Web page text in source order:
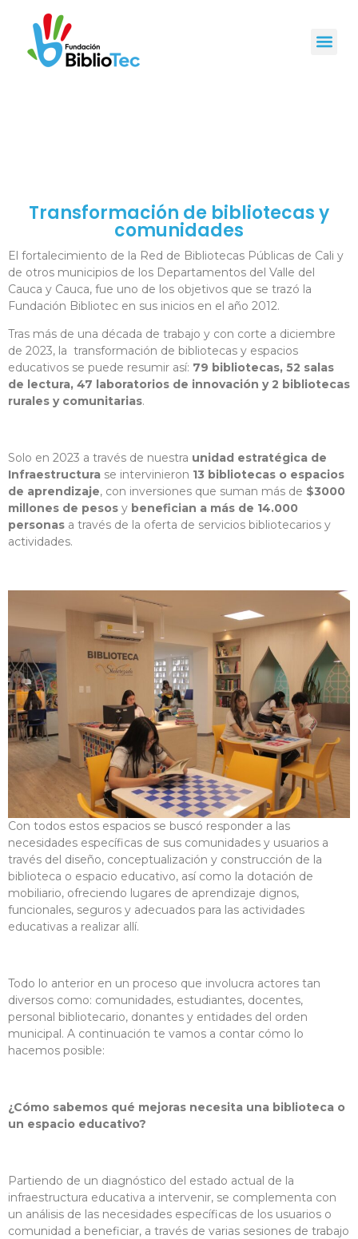
Transformación de bibliotecas y
comunidades
El fortalecimiento de la Red de Bibliotecas Públicas de Cali y
de otros municipios de los Departamentos del Valle del
Cauca y Cauca, fue uno de los objetivos que se trazó la
Fundación Bibliotec en sus inicios en el año 2012.
Tras más de una década de trabajo y con corte a diciembre
de 2023, la transformación de bibliotecas y espacios
educativos se puede resumir así: 79 bibliotecas, 52 salas
de lectura, 47 laboratorios de innovación y 2 bibliotecas
rurales y comunitarias.
Solo en 2023 a través de nuestra unidad estratégica de
Infraestructura se intervinieron 13 bibliotecas o espacios
de aprendizaje, con inversiones que suman más de $3000
millones de pesos y benefician a más de 14.000
personas a través de la oferta de servicios bibliotecarios y
actividades.
Con todos estos espacios se buscó responder a las
necesidades específicas de sus comunidades y usuarios a
través del diseño, conceptualización y construcción de la
biblioteca o espacio educativo, así como la dotación de
mobiliario, ofreciendo lugares de aprendizaje dignos,
funcionales, seguros y adecuados para las actividades
educativas a realizar allí.
Todo lo anterior en un proceso que involucra actores tan
diversos como: comunidades, estudiantes, docentes,
personal bibliotecario, donantes y entidades del orden
municipal. A continuación te vamos a contar cómo lo
hacemos posible:
¿Cómo sabemos qué mejoras necesita una biblioteca o
un espacio educativo?
Partiendo de un diagnóstico del estado actual de la
infraestructura educativa a intervenir, se complementa con
un análisis de las necesidades específicas de los usuarios o
comunidad a beneficiar, a través de varias sesiones de trabajo